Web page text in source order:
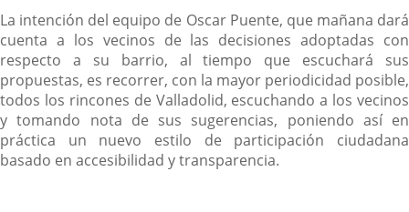
La intención del equipo de Oscar Puente, que mañana dará
cuenta a los vecinos de las decisiones adoptadas con
respecto a su barrio, al tiempo que escuchará sus
propuestas, es recorrer, con la mayor periodicidad posible,
todos los rincones de Valladolid, escuchando a los vecinos
y tomando nota de sus sugerencias, poniendo así en
práctica un nuevo estilo de participación ciudadana
basado en accesibilidad y transparencia.